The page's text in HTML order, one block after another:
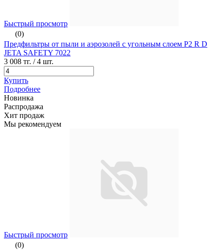
Быстрый просмотр
(0)
Предфильтры от пыли и аэрозолей с угольным слоем P2 R D
JETA SAFETY 7022
3 008 тг. / 4 шт.
Купить
Подробнее
Новинка
Распродажа
Хит продаж
Мы рекомендуем
Быстрый просмотр
(0)